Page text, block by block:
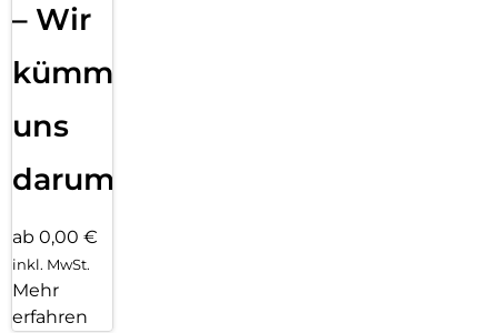
– Wir
kümmern
uns
darum!
ab 0,00 €
inkl. MwSt.
Mehr
erfahren